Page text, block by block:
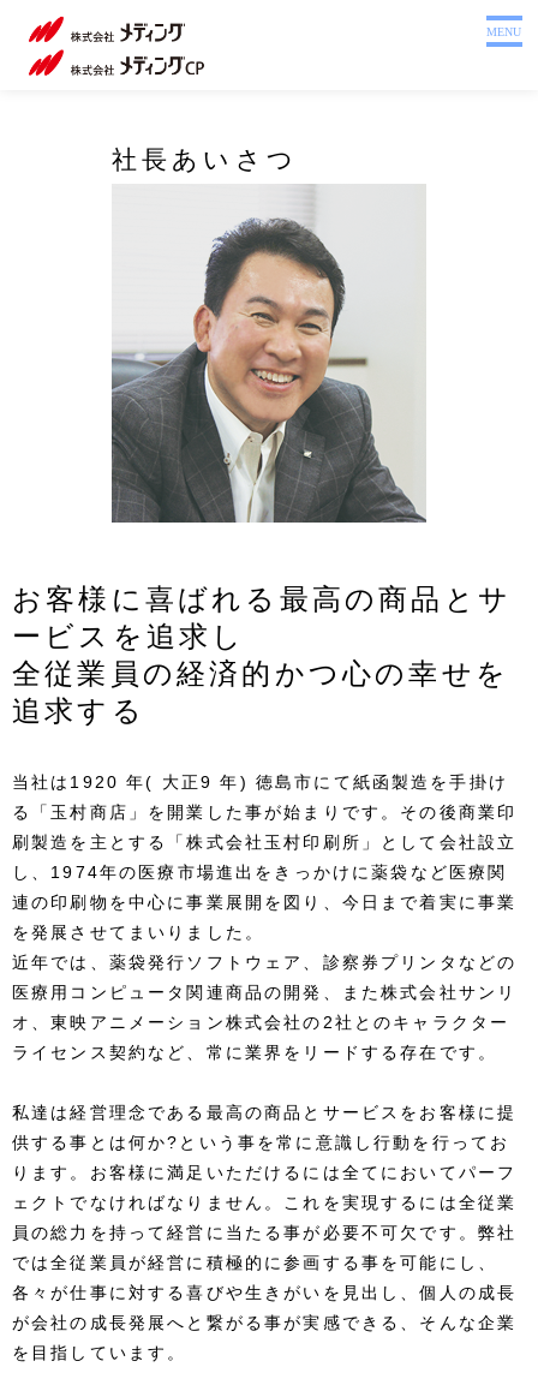
MENU
ホーム
製品を探す
サポート
会社案内
採用情報
注文書
Webカタログ
お問い合わせ
社長あいさつ
お客様に喜ばれる最高の商品とサ
ービスを追求し
全従業員の経済的かつ心の幸せを
追求する
当社は1920 年( 大正9 年) 徳島市にて紙函製造を手掛け
る「玉村商店」を開業した事が始まりです。その後商業印
刷製造を主とする「株式会社玉村印刷所」として会社設立
し、1974年の医療市場進出をきっかけに薬袋など医療関
連の印刷物を中心に事業展開を図り、今日まで着実に事業
を発展させてまいりました。
近年では、薬袋発行ソフトウェア、診察券プリンタなどの
医療用コンピュータ関連商品の開発、また株式会社サンリ
オ、東映アニメーション株式会社の2社とのキャラクター
ライセンス契約など、常に業界をリードする存在です。
私達は経営理念である最高の商品とサービスをお客様に提
供する事とは何か?という事を常に意識し行動を行ってお
ります。お客様に満足いただけるには全てにおいてパーフ
ェクトでなければなりません。これを実現するには全従業
員の総力を持って経営に当たる事が必要不可欠です。弊社
では全従業員が経営に積極的に参画する事を可能にし、
各々が仕事に対する喜びや生きがいを見出し、個人の成長
が会社の成長発展へと繋がる事が実感できる、そんな企業
を目指しています。